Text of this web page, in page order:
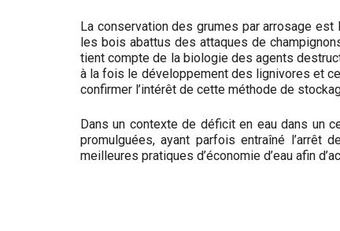
La conservation des grumes par arrosage
les bois abattus des attaques de
tient compte de la biologie des agents
à la fois le développement des lignivores et
confirmer l’intérêt de cette méthode de
Dans un contexte de déficit en eau dans un
promulguées, ayant parfois entraîné l’arrêt
meilleures pratiques d’économie d’eau afin